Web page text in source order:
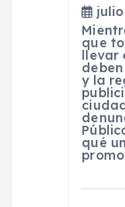
julio
que
llevar
y la
qué